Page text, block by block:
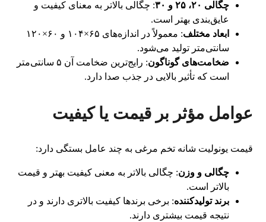
چگالی ۲۰، ۲۵ و ۳۰
: چگالی بالاتر به معنای کیفیت و
عایق‌بندی بهتر است.
ابعاد مختلف
: معمولاً در اندازه‌های ۶۵×۱۰۴ و ۶۰×۱۲۰
سانتی‌متر تولید می‌شود.
ضخامت‌های گوناگون
: رایج‌ترین ضخامت آن ۵ سانتی‌متر
است که تأثیر بالایی در جذب صدا دارد.
عوامل مؤثر بر قیمت یا کیفیت
قیمت یونولیت شانه تخم مرغی به چند عامل بستگی دارد:
چگالی و وزن: چگالی بالاتر به معنی کیفیت بهتر و قیمت
بالاتر است.
برند تولیدکننده: برخی برندها کیفیت بالاتری دارند و در
نتیجه قیمت بیشتری دارند.